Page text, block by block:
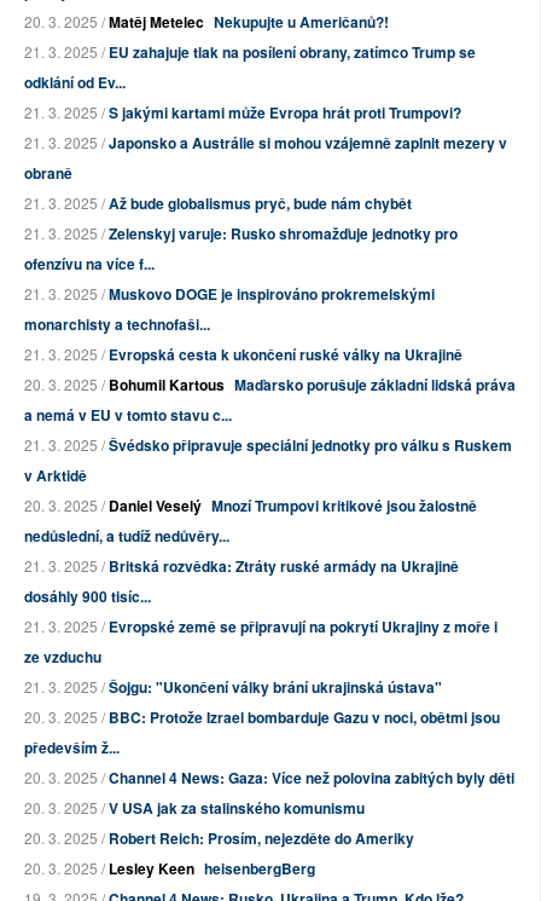
20. 3. 2025 /Matěj Metelec Nekupujte u Američanů?!
21. 3. 2025 /EU zahajuje tlak na posílení obrany, zatímco Trump se
odklání od Ev...
21. 3. 2025 /S jakými kartami může Evropa hrát proti Trumpovi?
21. 3. 2025 /Japonsko a Austrálie si mohou vzájemně zaplnit mezery v
obraně
21. 3. 2025 /Až bude globalismus pryč, bude nám chybět
21. 3. 2025 /Zelenskyj varuje: Rusko shromažďuje jednotky pro
ofenzívu na více f...
21. 3. 2025 /Muskovo DOGE je inspirováno prokremelskými
monarchisty a technofaši...
21. 3. 2025 /Evropská cesta k ukončení ruské války na Ukrajině
20. 3. 2025 /Bohumil Kartous Maďarsko porušuje základní lidská práva
a nemá v EU v tomto stavu c...
21. 3. 2025 /Švédsko připravuje speciální jednotky pro válku s Ruskem
v Arktidě
20. 3. 2025 /Daniel Veselý Mnozí Trumpovi kritikové jsou žalostně
nedůslední, a tudíž nedůvěry...
21. 3. 2025 /Britská rozvědka: Ztráty ruské armády na Ukrajině
dosáhly 900 tisíc...
21. 3. 2025 /Evropské země se připravují na pokrytí Ukrajiny z moře i
ze vzduchu
21. 3. 2025 /Šojgu: "Ukončení války brání ukrajinská ústava"
20. 3. 2025 /BBC: Protože Izrael bombarduje Gazu v noci, obětmi jsou
především ž...
20. 3. 2025 /Channel 4 News: Gaza: Více než polovina zabitých byly děti
20. 3. 2025 /V USA jak za stalinského komunismu
20. 3. 2025 /Robert Reich: Prosím, nejezděte do Ameriky
20. 3. 2025 /Lesley Keen heisenbergBerg